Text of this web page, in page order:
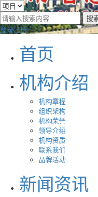
登录注册
首页
机构介绍
机构章程
组织架构
机构荣誉
领导介绍
机构资质
联系我们
品牌活动
新闻资讯